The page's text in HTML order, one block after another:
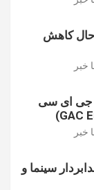
حال کاهش
خبر
جی ای سی
خبر
سینما و